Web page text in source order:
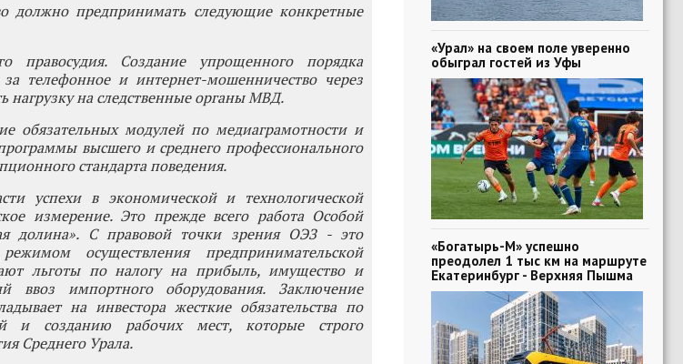
должно предпринимать следующие конкретные
правосудия. Создание упрощенного порядка
за телефонное и интернет-мошенничество через
нагрузку на следственные органы МВД.
обязательных модулей по медиаграмотности и
высшего и среднего профессионального
стандарта поведения.
успехи в экономической и технологической
измерение. Это прежде всего работа Особой
долина». С правовой точки зрения ОЭЗ - это
осуществления предпринимательской
льготы по налогу на прибыль, имущество и
импортного оборудования. Заключение
на инвестора жесткие обязательства по
и созданию рабочих мест, которые строго
Среднего Урала.
«Урал» на своем поле уверенно
обыграл гостей из Уфы
«Богатырь-М» успешно
преодолел 1 тыс км на маршруте
Екатеринбург - Верхняя Пышма